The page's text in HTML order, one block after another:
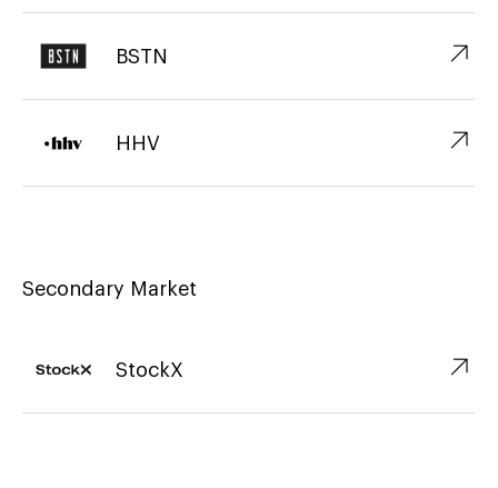
BSTN ↗︎
HHV ↗︎
Secondary Market
StockX ↗︎